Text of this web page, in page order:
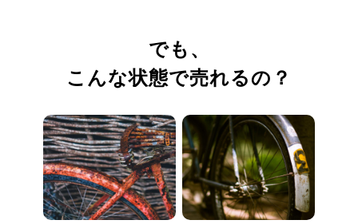
でも、
こんな状態で売れるの？